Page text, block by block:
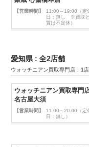
【営業時間】
11:00～19:00（定
日：無し ※買取
質は不定休）
愛知県 : 全2店舗
ウォッチニアン買取専門店
ウォッチニアン買取専門
名古屋大須
【営業時間】
11:00～20:00（定
日：無し）